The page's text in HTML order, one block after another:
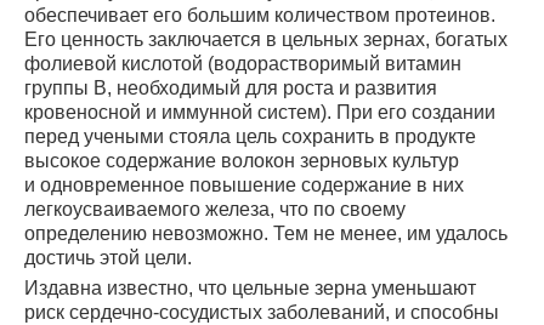
обеспечивает его большим количеством протеинов.
Его ценность заключается в цельных зернах, богатых
фолиевой кислотой (водорастворимый витамин
группы B, необходимый для роста и развития
кровеносной и иммунной систем). При его создании
перед учеными стояла цель сохранить в продукте
высокое содержание волокон зерновых культур
и одновременное повышение содержание в них
легкоусваиваемого железа, что по своему
определению невозможно. Тем не менее, им удалось
достичь этой цели.
Издавна известно, что цельные зерна уменьшают
риск сердечно-сосудистых заболеваний, и способны